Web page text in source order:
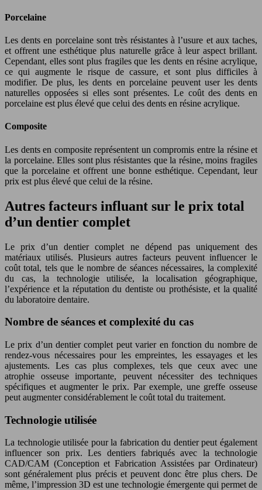
Porcelaine
Les dents en porcelaine sont très résistantes à l’usure et aux taches,
et offrent une esthétique plus naturelle grâce à leur aspect brillant.
Cependant, elles sont plus fragiles que les dents en résine acrylique,
ce qui augmente le risque de cassure, et sont plus difficiles à
modifier. De plus, les dents en porcelaine peuvent user les dents
naturelles opposées si elles sont présentes. Le coût des dents en
porcelaine est plus élevé que celui des dents en résine acrylique.
Composite
Les dents en composite représentent un compromis entre la résine et
la porcelaine. Elles sont plus résistantes que la résine, moins fragiles
que la porcelaine et offrent une bonne esthétique. Cependant, leur
prix est plus élevé que celui de la résine.
Autres facteurs influant sur le prix total
d’un dentier complet
Le prix d’un dentier complet ne dépend pas uniquement des
matériaux utilisés. Plusieurs autres facteurs peuvent influencer le
coût total, tels que le nombre de séances nécessaires, la complexité
du cas, la technologie utilisée, la localisation géographique,
l’expérience et la réputation du dentiste ou prothésiste, et la qualité
du laboratoire dentaire.
Nombre de séances et complexité du cas
Le prix d’un dentier complet peut varier en fonction du nombre de
rendez-vous nécessaires pour les empreintes, les essayages et les
ajustements. Les cas plus complexes, tels que ceux avec une
atrophie osseuse importante, peuvent nécessiter des techniques
spécifiques et augmenter le prix. Par exemple, une greffe osseuse
peut augmenter considérablement le coût total du traitement.
Technologie utilisée
La technologie utilisée pour la fabrication du dentier peut également
influencer son prix. Les dentiers fabriqués avec la technologie
CAD/CAM (Conception et Fabrication Assistées par Ordinateur)
sont généralement plus précis et peuvent donc être plus chers. De
même, l’impression 3D est une technologie émergente qui permet de